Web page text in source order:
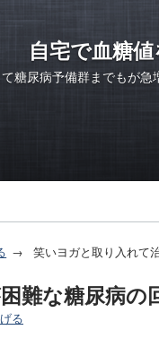
自宅で血糖
糖尿病予備群までもが
笑いヨガと取り入れて
難な糖尿病の
る